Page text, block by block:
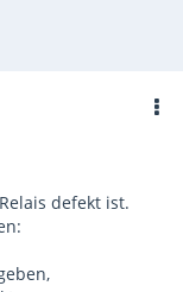
defekt ist.